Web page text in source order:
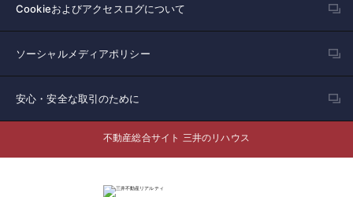
Cookieおよびアクセスログについて
ソーシャルメディアポリシー
安心・安全な取引のために
不動産総合サイト 三井のリハウス